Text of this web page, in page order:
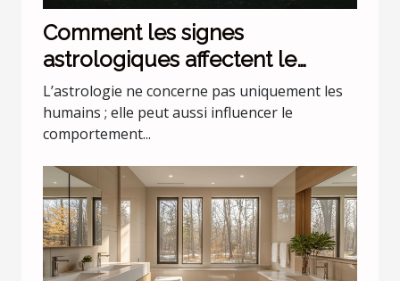
Comment les signes
astrologiques affectent le
comportement de nos animaux
domestiques
L’astrologie ne concerne pas uniquement les
humains ; elle peut aussi influencer le
comportement...